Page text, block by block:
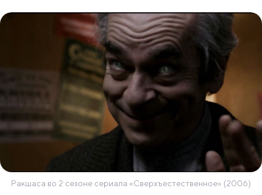
Ракшаса во 2 сезоне сериала «Сверхъестественное» (2006)